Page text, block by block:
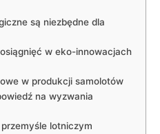
są niezbędne dla
w eko-innowacjach
w produkcji samolotów
na wyzwania
lotniczym